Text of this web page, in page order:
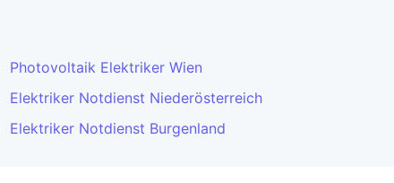
Photovoltaik Elektriker Wien
Elektriker Notdienst Niederösterreich
Elektriker Notdienst Burgenland